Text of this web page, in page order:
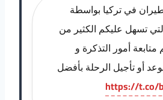
في تركيا بواسطة
تسهل عليكم الكثير من
أمور التذكرة و
أو تأجيل الرحلة بأفضل
https://t.co/